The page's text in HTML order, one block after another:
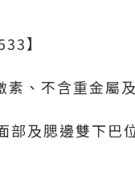
】
、不含重金屬
部及腮邊雙下巴